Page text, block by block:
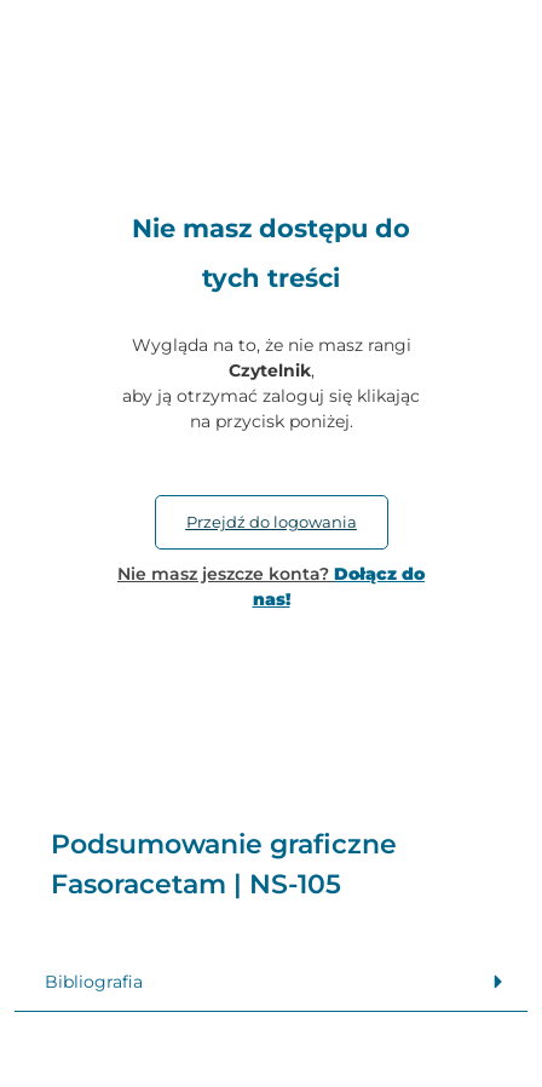
Nie masz dostępu do
tych treści
Wygląda na to, że nie masz rangi
Czytelnik,
aby ją otrzymać zaloguj się klikając
na przycisk poniżej.
Przejdź do logowania
Nie masz jeszcze konta? Dołącz do
nas!
Podsumowanie graficzne
Fasoracetam | NS-105
Bibliografia